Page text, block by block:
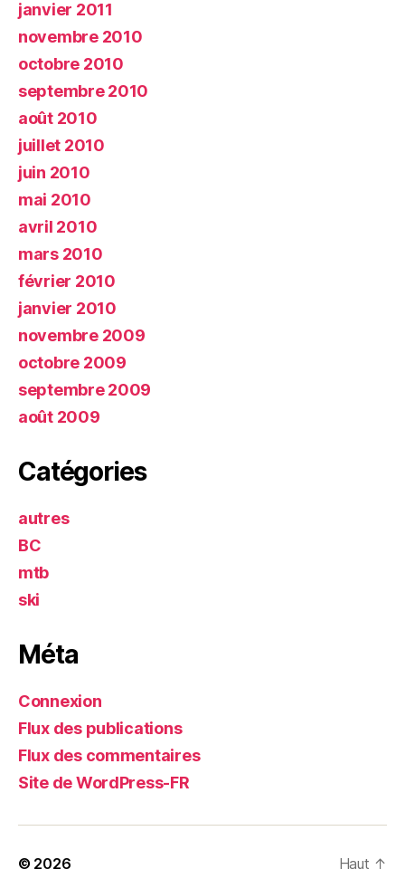
janvier 2011
novembre 2010
octobre 2010
septembre 2010
août 2010
juillet 2010
juin 2010
mai 2010
avril 2010
mars 2010
février 2010
janvier 2010
novembre 2009
octobre 2009
septembre 2009
août 2009
Catégories
autres
BC
mtb
ski
Méta
Connexion
Flux des publications
Flux des commentaires
Site de WordPress-FR
© 2026 Haut ↑